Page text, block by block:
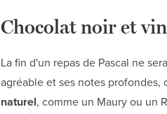
Chocolat noir et
La fin d'un repas de Pascal ne
agréable et ses notes profondes,
naturel, comme un Maury ou un